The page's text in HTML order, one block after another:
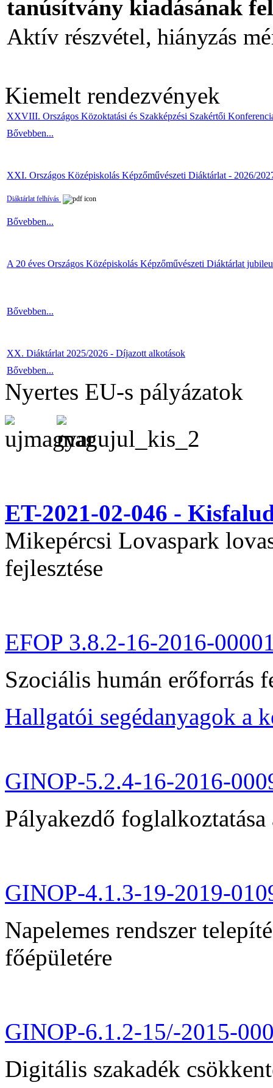
tanúsítvány kiadásának
Aktív részvétel, hiányzás
Kiemelt rendezvények
XXVIII. Országos Közoktatási és Szakképzési Szakértői
Bővebben...
XXI. Országos Középiskolás Képzőművészeti Diáktárlat - 2026/
Diáktárlat felhívás
Bővebben...
A 20 éves Országos Középiskolás Képzőművészeti Diáktárlat
Bővebben...
XX. Diáktárlat 2025/2026 - Díjazott alkotások
Bővebben...
Nyertes EU-s pályázatok
ET-2021-02-046 -
Mikepércsi Lovaspark
fejlesztése
EFOP 3.8.2-16-2016-
Szociális humán erőforrás
Hallgatói segédanyagok a
GINOP-5.2.4-16-2016-
Pályakezdő
GINOP-4.1.3-19-2019-
Napelemes rendszer
főépületére
GINOP-6.1.2-15/-2015-
Digitális szakadék